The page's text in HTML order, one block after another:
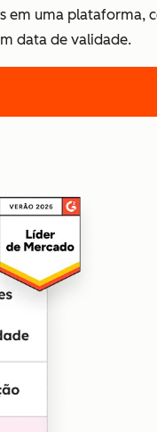
em uma plataforma,
data de validade.